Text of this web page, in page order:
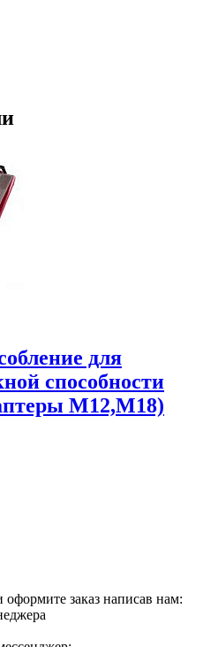
для
способности
M12,M18)
заказ написав нам: